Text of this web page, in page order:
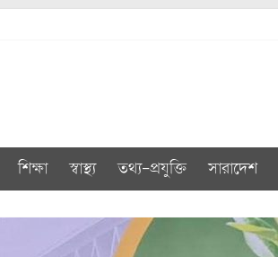
শিক্ষা স্বাস্থ্য তথ্য-প্রযুক্তি সারাদেশ